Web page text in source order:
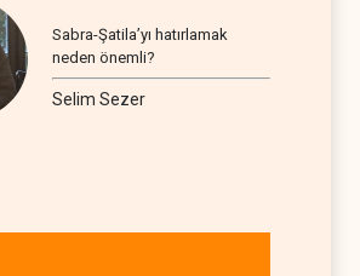
Sabra-Şatila’yı hatırlamak
neden önemli?
Selim Sezer